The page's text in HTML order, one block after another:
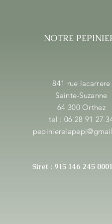
NOTRE
841 rue lacarrere
Sainte-Suzanne
64 300 Orthez
tel : 06 28 91 27
Siret : 915 146 245